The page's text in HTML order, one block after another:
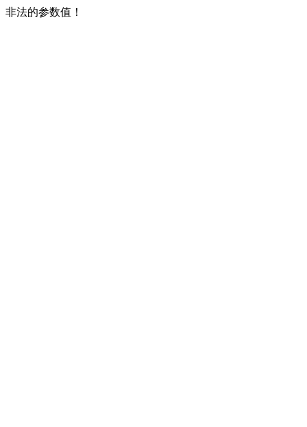
非法的参数值！